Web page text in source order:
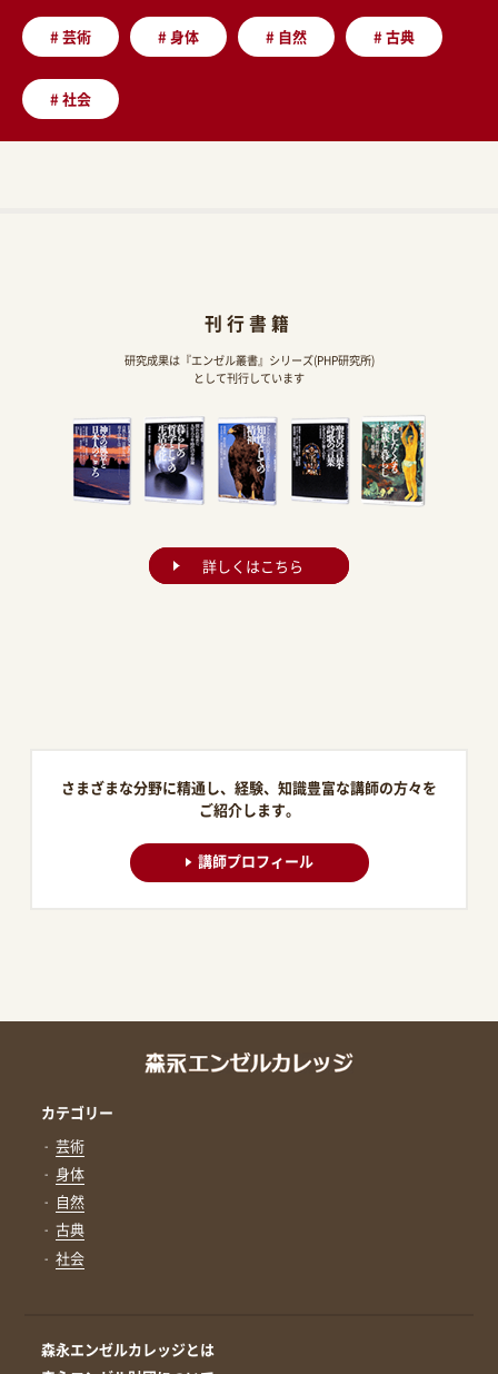
#芸術 #身体 # 自然 #古典
#社会
刊行書籍
研究成果は『エンゼル叢書』シリーズ(PHP研究所)
として刊行しています
詳しくはこちら
さまざまな分野に精通し、経験、知識豊富な講師の方々を
ご紹介します。
講師プロフィール
カテゴリー
芸術
身体
自然
古典
社会
森永エンゼルカレッジとは